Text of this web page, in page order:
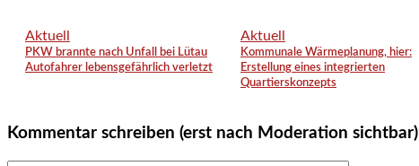
Aktuell
PKW brannte nach Unfall bei Lütau
Autofahrer lebensgefährlich verletzt
Aktuell
Kommunale Wärmeplanung, hier:
Erstellung eines integrierten
Quartierskonzepts
Kommentar schreiben (erst nach Moderation sichtbar)